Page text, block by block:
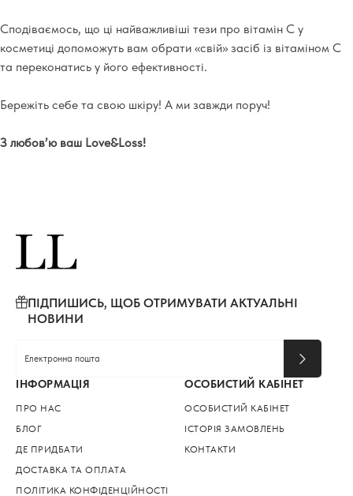
Сподіваємось, що ці найважливіші тези про вітамін С у
косметиці допоможуть вам обрати «свій» засіб із вітаміном С
та переконатись у його ефективності.
Бережіть себе та свою шкіру! А ми завжди поруч!
З любов’ю ваш Love&Loss!
ПІДПИШИСЬ, ЩОБ ОТРИМУВАТИ АКТУАЛЬНІ
НОВИНИ
ІНФОРМАЦІЯ
ПРО НАС
БЛОГ
ДЕ ПРИДБАТИ
ДОСТАВКА ТА ОПЛАТА
ПОЛІТИКА КОНФІДЕНЦІЙНОСТІ
ОСОБИСТИЙ КАБІНЕТ
ОСОБИСТИЙ КАБІНЕТ
ІСТОРІЯ ЗАМОВЛЕНЬ
КОНТАКТИ